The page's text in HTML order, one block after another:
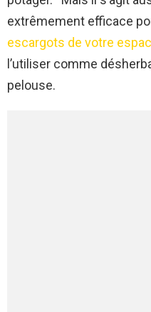
extrêmement efficace
escargots de votre
l’utiliser comme
pelouse.